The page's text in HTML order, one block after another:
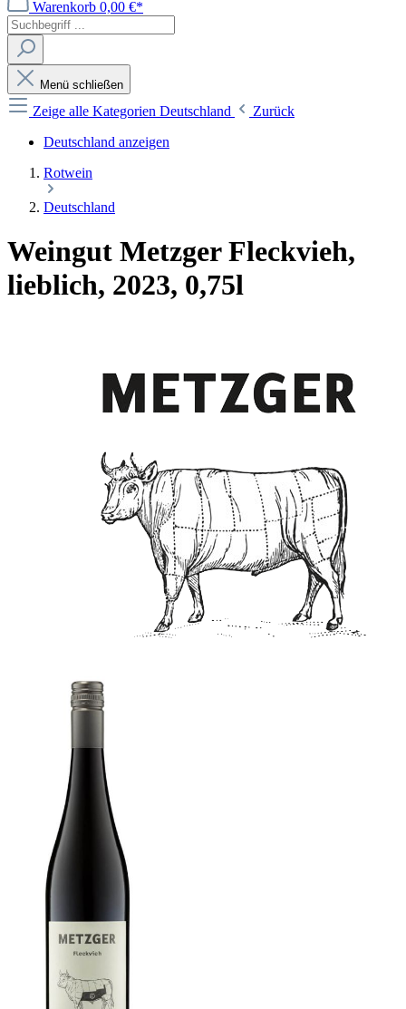
Warenkorb 0,00 €*
Menü schließen
Zeige alle Kategorien Deutschland
Zurück
Deutschland anzeigen
Rotwein
Deutschland
Weingut Metzger Fleckvieh,
lieblich, 2023, 0,75l